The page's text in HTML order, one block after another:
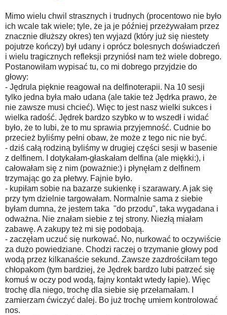
Mimo wielu chwil strasznych i trudnych (procentowo nie było
ich wcale tak wiele; tyle, że ja je później przeżywałam przez
znacznie dłuższy okres) ten wyjazd (który już się niestety
pojutrze kończy) był udany i oprócz bolesnych doświadczeń
i wielu tragicznych refleksji przyniósł nam też wiele dobrego.
Postanowiłam wypisać tu, co mi dobrego przyjdzie do
głowy:
- Jędrula pięknie reagował na delfinoterapii. Na 10 sesji
tylko jedna była mało udana (ale takie też Jędrka prawo, że
nie zawsze musi chcieć). Więc to jest nasz wielki sukces i
wielka radość. Jędrek bardzo szybko w to wszedł i widać
było, że to lubi, że to mu sprawia przyjemność. Cudnie bo
przecież byliśmy pełni obaw, że może z tego nic nie być.
- dziś całą rodziną byliśmy w drugiej części sesji w basenie
z delfinem. I dotykałam-głaskałam delfina (ale miękki:), i
całowałam się z nim (poważnie:) i płynęłam z delfinem
trzymając go za płetwy. Fajnie było.
- kupiłam sobie na bazarze sukienkę i szarawary. A jak się
przy tym dzielnie targowałam. Normalnie sama z siebie
byłam dumna, że jestem taka "do przodu", taka wygadana i
odważna. Nie znałam siebie z tej strony. Niezłą miałam
zabawę. A zakupy też mi się podobają.
- zaczęłam uczuć się nurkować. No, nurkować to oczywiście
za dużo powiedziane. Chodzi raczej o trzymanie głowy pod
wodą przez kilkanaście sekund. Zawsze zazdrościłam tego
chłopakom (tym bardziej, że Jędrek bardzo lubi patrzeć się
komuś w oczy pod wodą, fajny kontakt wtedy łapie). Więc
trochę dla niego, trochę dla siebie się przełamałam. I
zamierzam ćwiczyć dalej. Bo już trochę umiem kontrolować
nos.